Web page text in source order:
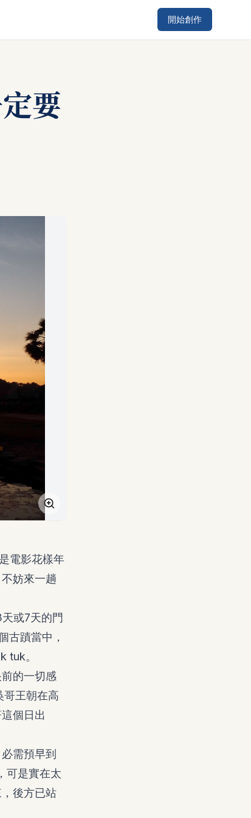
開始創作
要
電影花樣年
妨來一趟
或7天的門
古蹟當中，
tuk。
的一切感
哥王朝在高
個日出
需預早到
可是實在太
後方已站